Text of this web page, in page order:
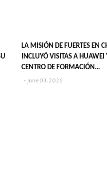
LA MISIÓN DE FUERTES EN
INCLUYÓ VISITAS A HUAWEI
CENTRO DE FORMACIÓN
INDUSTRIAL
June 03, 2026